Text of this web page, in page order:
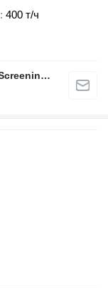
400 т/ч
FABO Mobile & Stationary Crushing and Screening Plants | Concrete Batching Plants Manufacturer